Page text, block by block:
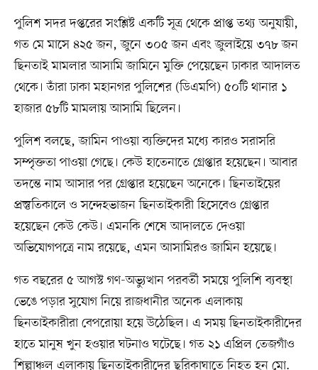
পুলিশ সদর দপ্তরের সংশ্লিষ্ট একটি সূত্র থেকে প্রাপ্ত তথ্য অনুযায়ী,
গত মে মাসে ৪২৫ জন, জুনে ৩০৫ জন এবং জুলাইয়ে ৩৭৮ জন
ছিনতাই মামলার আসামি জামিনে মুক্তি পেয়েছেন ঢাকার আদালত
থেকে। তাঁরা ঢাকা মহানগর পুলিশের (ডিএমপি) ৫০টি থানার ১
হাজার ৫৮টি মামলায় আসামি ছিলেন।
পুলিশ বলছে, জামিন পাওয়া ব্যক্তিদের মধ্যে কারও সরাসরি
সম্পৃক্ততা পাওয়া গেছে। কেউ হাতেনাতে গ্রেপ্তার হয়েছেন। আবার
তদন্তে নাম আসার পর গ্রেপ্তার হয়েছেন অনেকে। ছিনতাইয়ের
প্রস্তুতিকালে ও সন্দেহভাজন ছিনতাইকারী হিসেবেও গ্রেপ্তার
হয়েছেন কেউ কেউ। এমনকি শেষে আদালতে দেওয়া
অভিযোগপত্রে নাম রয়েছে, এমন আসামিরও জামিন হয়েছে।
গত বছরের ৫ আগস্ট গণ-অভ্যুত্থান পরবর্তী সময়ে পুলিশি ব্যবস্থা
ভেঙে পড়ার সুযোগ নিয়ে রাজধানীর অনেক এলাকায়
ছিনতাইকারীরা বেপরোয়া হয়ে উঠেছিল। এ সময় ছিনতাইকারীদের
হাতে মানুষ খুন হওয়ার ঘটনাও ঘটেছে। গত ২১ এপ্রিল তেজগাঁও
শিল্পাঞ্চল এলাকায় ছিনতাইকারীদের ছুরিকাঘাতে নিহত হন মো.